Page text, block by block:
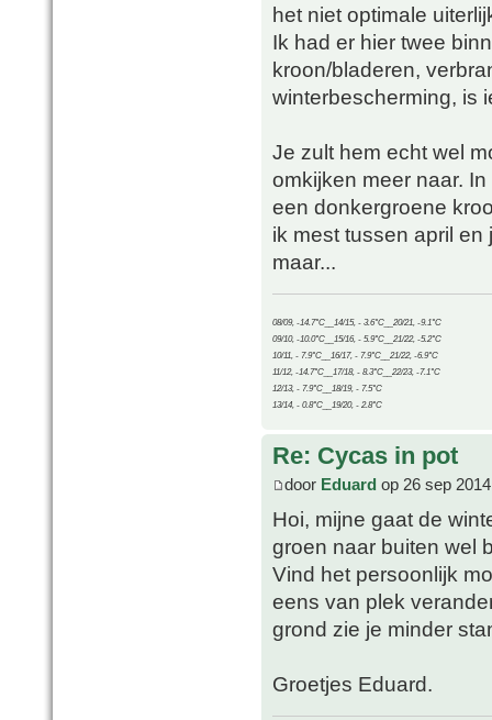
het niet optimale
Ik had er hier twee
kroon/bladeren,
winterbescherming, is
Je zult hem echt wel
omkijken meer naar.
een donkergroene
ik mest tussen april
maar...
08/09, -14.7°C__14/15, - 3.6°C__20/21, -9.1°C
09/10, -10.0°C__15/16, - 5.9°C__21/22, -5.2°C
10/11, - 7.9°C__16/17, - 7.9°C__21/22, -6.9°C
11/12, -14.7°C__17/18, - 8.3°C__22/23, -7.1°C
12/13, - 7.9°C__18/19, - 7.5°C
13/14, - 0.8°C__19/20, - 2.8°C
Re: Cycas in pot
door Eduard op 26 sep
Hoi, mijne gaat de
groen naar buiten wel
Vind het persoonlijk
eens van plek
grond zie je minder
Groetjes Eduard.